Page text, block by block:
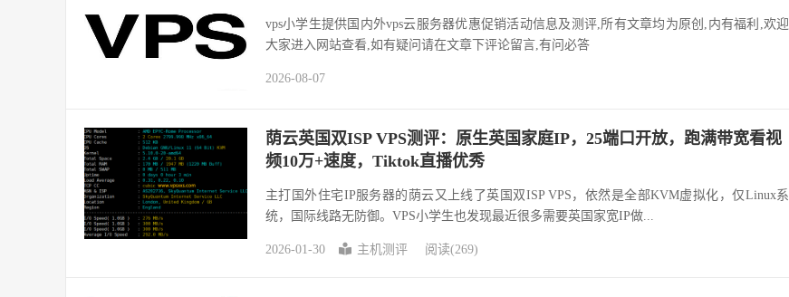
vps小学生提供国内外vps云服务器优惠促销活动信息及测评,所有文章均为原创,内有福利,欢迎
大家进入网站查看,如有疑问请在文章下评论留言,有问必答
2026-08-07
荫云英国双ISP VPS测评：原生英国家庭IP，25端口开放，跑满带宽看视
频10万+速度，Tiktok直播优秀
主打国外住宅IP服务器的荫云又上线了英国双ISP VPS，依然是全部KVM虚拟化，仅Linux系
统，国际线路无防御。VPS小学生也发现最近很多需要英国家宽IP做...
2026-01-30 主机测评 阅读(269)